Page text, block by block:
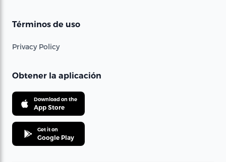
Términos de uso
Privacy Policy
Obtener la aplicación
Download on the
App Store
Get it on
Google Play